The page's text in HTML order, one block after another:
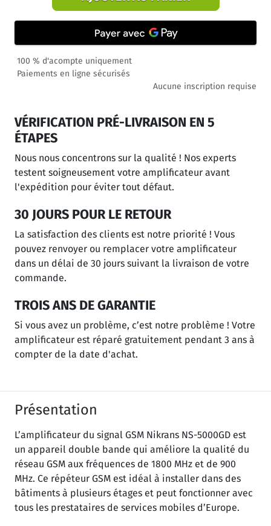
100 % d'acompte uniquement
Paiements en ligne sécurisés
Aucune inscription requise
VÉRIFICATION PRÉ-LIVRAISON EN 5
ÉTAPES
Nous nous concentrons sur la qualité ! Nos experts
testent soigneusement votre amplificateur avant
l'expédition pour éviter tout défaut.
30 JOURS POUR LE RETOUR
La satisfaction des clients est notre priorité ! Vous
pouvez renvoyer ou remplacer votre amplificateur
dans un délai de 30 jours suivant la livraison de votre
commande.
TROIS ANS DE GARANTIE
Si vous avez un problème, c’est notre problème ! Votre
amplificateur est réparé gratuitement pendant 3 ans à
compter de la date d'achat.
Présentation
L’amplificateur du signal GSM Nikrans NS-5000GD est
un appareil double bande qui améliore la qualité du
réseau GSM aux fréquences de 1800 MHz et de 900
MHz. Ce répéteur GSM est idéal à installer dans des
bâtiments à plusieurs étages et peut fonctionner avec
tous les prestataires de services mobiles d’Europe.